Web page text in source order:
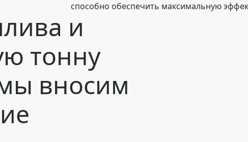
способно обеспечить максимальную
и
тонну
вносим